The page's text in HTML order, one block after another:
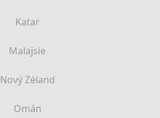
Katar
Malajsie
Nový Zéland
Omán